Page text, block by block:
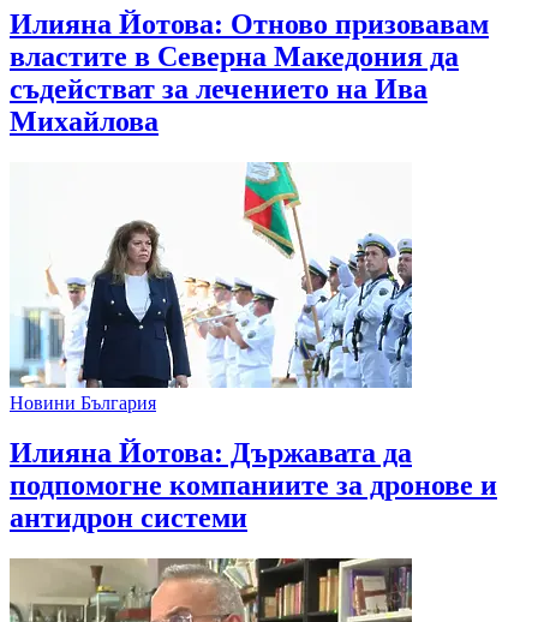
Илияна Йотова: Отново призовавам
властите в Северна Македония да
съдействат за лечението на Ива
Михайлова
Новини България
Илияна Йотова: Държавата да
подпомогне компаниите за дронове и
антидрон системи